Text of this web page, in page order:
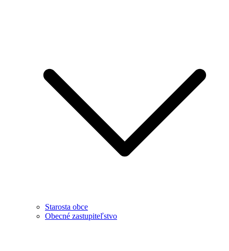
Starosta obce
Obecné zastupiteľstvo